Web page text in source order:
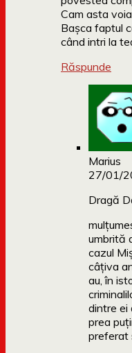
Cam asta
Bașca faptul
când intri la
Răspunde
Marius
27/01/
Dragă
umbrită
cazul
câțiva
au, în
dintre ei
prea
preferat